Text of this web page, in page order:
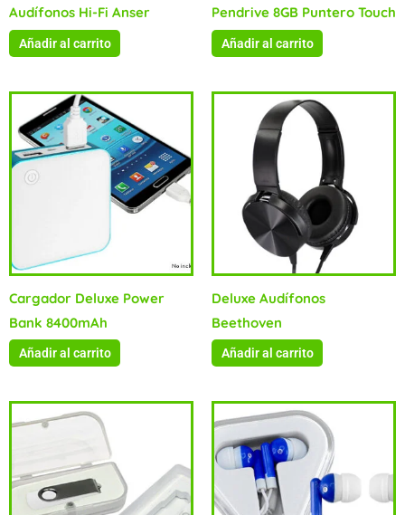
Audífonos Hi-Fi Anser
Añadir al carrito
Pendrive 8GB Puntero Touch
Añadir al carrito
Cargador Deluxe Power
Bank 8400mAh
Añadir al carrito
Deluxe Audífonos
Beethoven
Añadir al carrito